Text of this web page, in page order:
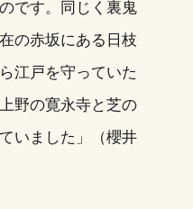
です。同じく裏鬼
の赤坂にある日枝
江戸を守っていた
野の寛永寺と芝の
いました」（櫻井